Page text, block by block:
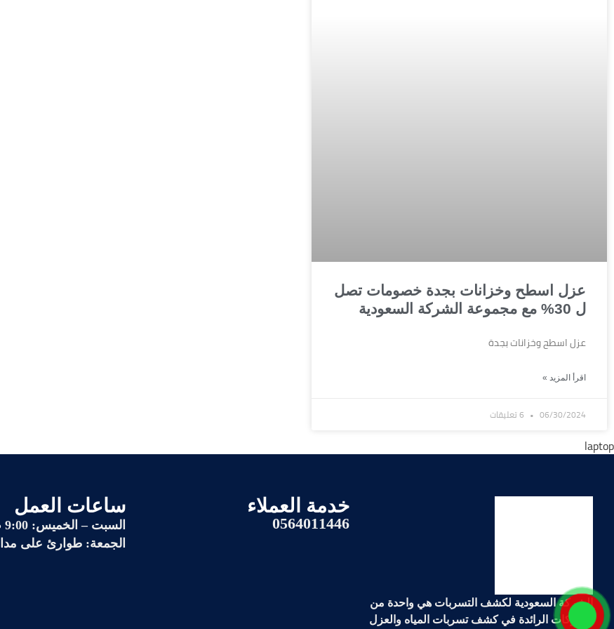
عزل اسطح وخزانات بجدة خصومات تصل
ل 30% مع مجموعة الشركة السعودية
عزل اسطح وخزانات بجدة
اقرأ المزيد »
06/30/2024
الشركة السعودية لكشف التسربات هي واحدة من
الشركات الرائدة فيكشف تسربات المياه والعزل
خدمة العملاء
0564011446
ساعات العمل
السبت – الخميس: 9:00 ص إلى 11:00 م
الجمعة: طوارئ على